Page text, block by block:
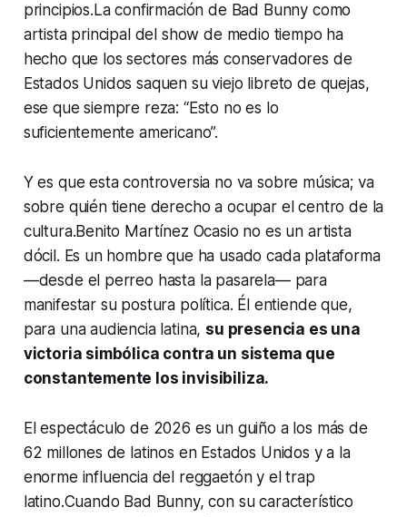
principios.La confirmación de Bad Bunny como
artista principal del show de medio tiempo ha
hecho que los sectores más conservadores de
Estados Unidos saquen su viejo libreto de quejas,
ese que siempre reza: “Esto no es lo
suficientemente americano”.
Y es que esta controversia no va sobre música; va
sobre quién tiene derecho a ocupar el centro de la
cultura.Benito Martínez Ocasio no es un artista
dócil. Es un hombre que ha usado cada plataforma
—desde el perreo hasta la pasarela— para
manifestar su postura política. Él entiende que,
para una audiencia latina, su presencia es una
victoria simbólica contra un sistema que
constantemente los invisibiliza.
El espectáculo de 2026 es un guiño a los más de
62 millones de latinos en Estados Unidos y a la
enorme influencia del reggaetón y el trap
latino.Cuando Bad Bunny, con su característico